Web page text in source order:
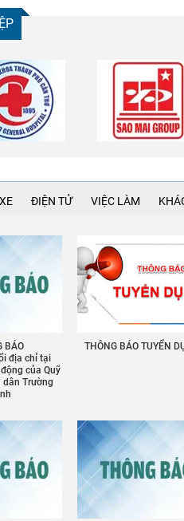
XE ĐIỆN TỬ VIỆC LÀM
BÁO
địa chỉ tại
của Quỹ
Trường
THÔNG BÁO TUYỂN